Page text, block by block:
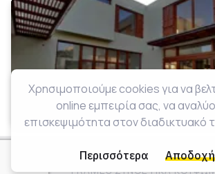
Χρησιμοποιούμε cookies για να
online εμπειρία σας, να
επισκεψιμότητα στον διαδικτυακό
Περισσότερα Αποδοχή
© 2026 - KAPTAIN S.A. ΣΥΝΘΕΤΙΚΑ
FRAMES ΣΥΝΘΕΤΙΚΑ